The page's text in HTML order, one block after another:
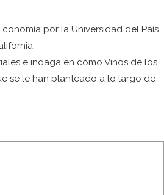
por la Universidad del País
e indaga en cómo Vinos de los
se le han planteado a lo largo de